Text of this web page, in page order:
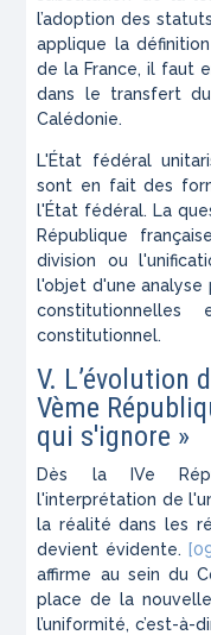
l’adoption des
applique la
de la France, il faut
dans le transfert
Calédonie.
L'État fédéral
sont en fait des
l'État fédéral. La
République
division ou
l'objet d'une
constitutionnel.
V. L’évolution
Vème
qui s'ignore »
Dès la IVe
l'interprétation de
la réalité dans les
devient évidente.
affirme au sein du
place de la nouvelle
l’uniformité, c’est-